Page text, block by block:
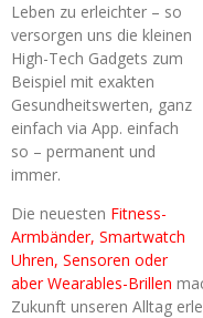
Leben zu erleichter – so
versorgen uns die kleinen
High-Tech Gadgets zum
Beispiel mit exakten
Gesundheitswerten, ganz
einfach via App. einfach
so – permanent und
immer.
Die neuesten Fitness-
Armbänder, Smartwatch
Uhren, Sensoren oder
aber Wearables-Brillen
Zukunft unseren Alltag